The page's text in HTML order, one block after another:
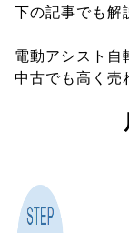
下の記事でも解
電動アシスト自
中古でも高く売